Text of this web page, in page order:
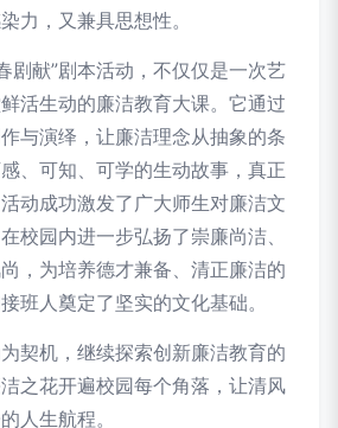
力，又兼具思想性。
剧献”剧本活动，不仅仅是一次艺
活生动的廉洁教育大课。它通过
与演绎，让廉洁理念从抽象的条
、可知、可学的生动故事，真正
动成功激发了广大师生对廉洁文
校园内进一步弘扬了崇廉尚洁、
，为培养德才兼备、清正廉洁的
班人奠定了坚实的文化基础。
契机，继续探索创新廉洁教育的
之花开遍校园每个角落，让清风
人生航程。